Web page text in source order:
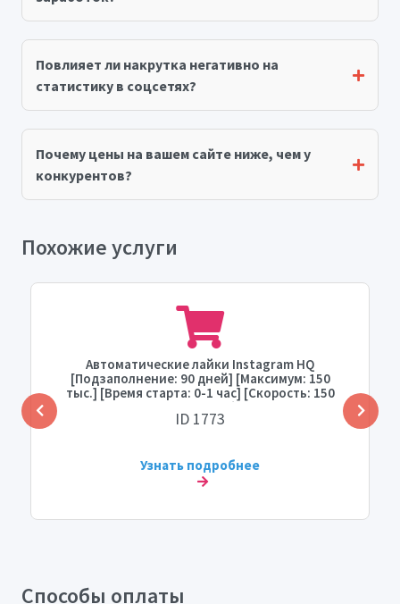
Повлияет ли накрутка негативно на
статистику в соцсетях?
Почему цены на вашем сайте ниже, чем у
конкурентов?
Похожие услуги
Автоматические лайки Instagram HQ
[Подзаполнение: 90 дней] [Максимум: 150
тыс.] [Время старта: 0-1 час] [Скорость: 150
тыс./день] ⚡⛔
ID 1773
Узнать подробнее
Способы оплаты